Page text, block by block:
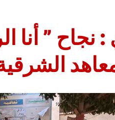
: نجاح ” أنا